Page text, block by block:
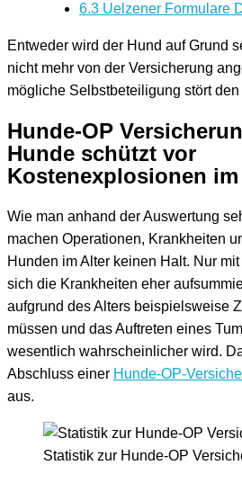
6.3 Uelzener Formulare
Entweder wird der Hund auf Grund
nicht mehr von der Versicherung
mögliche Selbstbeteiligung stört
Hunde-OP
Hunde schützt vor
Kostenexplosionen
Wie man anhand der Auswertung
machen Operationen, Krankheiten
Hunden im Alter keinen Halt. Nur
sich die Krankheiten eher
aufgrund des Alters beispielsweise
müssen und das Auftreten eines
wesentlich wahrscheinlicher wird.
Abschluss einer Hunde-OP-
aus.
Statistik zur Hunde-OP